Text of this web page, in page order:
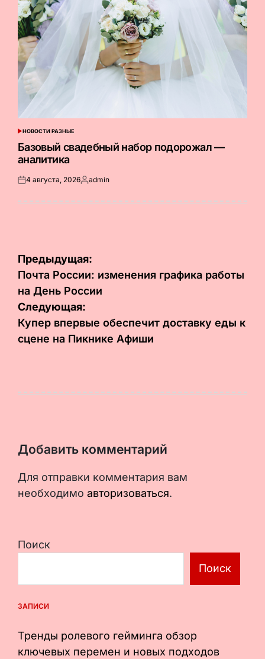
ОПУБЛИКОВАНО
В
НОВОСТИ РАЗНЫЕ
Базовый свадебный набор подорожал —
аналитика
Опубликовано
4 августа, 2026Запись
admin
Навигация
по
записям
Предыдущая:
Почта России: изменения графика работы
на День России
Следующая:
Купер впервые обеспечит доставку еды к
сцене на Пикнике Афиши
Добавить комментарий
Для отправки комментария вам
необходимо авторизоваться.
Поиск
Поиск
ЗАПИСИ
Тренды ролевого гейминга обзор
ключевых перемен и новых подходов